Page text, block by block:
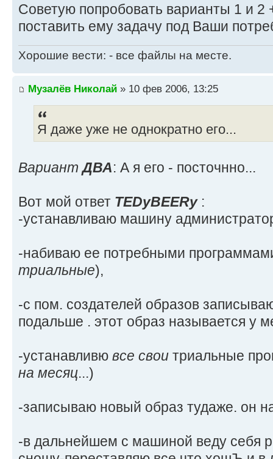
Советую попробовать варианты 1 и 2
поставить ему задачу под Ваши
Хорошие вести: - все файлы на месте.
Музалёв Николай » 10 фев 2006, 13:25
Я даже уже не однократно его...
ВариантДВА: А я его - посточнно...
Вот мой ответ TEDуBEERу:
-устанавливаю машину
-набиваю ее потребными
триальные),
-с пом. создателей образов
подальше . этот образ называется у
-устанавливю все свои триальные
на месяц...)
-записываю новый образ тудаже. он
-в дальнейшем с машиной веду себя